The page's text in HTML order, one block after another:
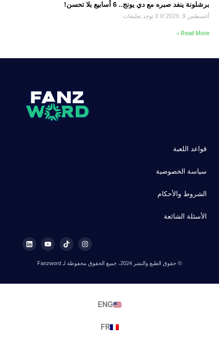
برشلونة ينفد صبره مع دي يونج.. 6 أسابيع بلا تحسن!
أغسطس 9, 2026 لا توجد تعليقات
Read More »
قواعد اللعبة
سياسة الخصوصية
الشروط والأحكام
الأسئلة الشائعة
© حقوق الطبع والنشر 2024، جميع الحقوق محفوظة لـ Fanzword
ENG
FR